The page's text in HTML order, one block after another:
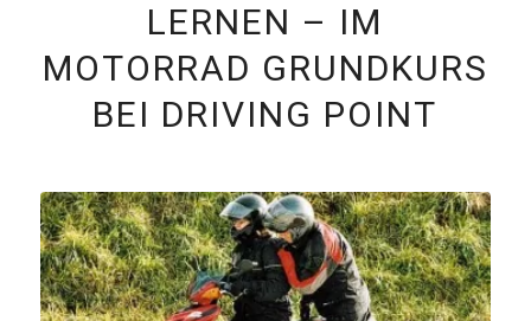
LERNEN – IM
MOTORRAD GRUNDKURS
BEI DRIVING POINT